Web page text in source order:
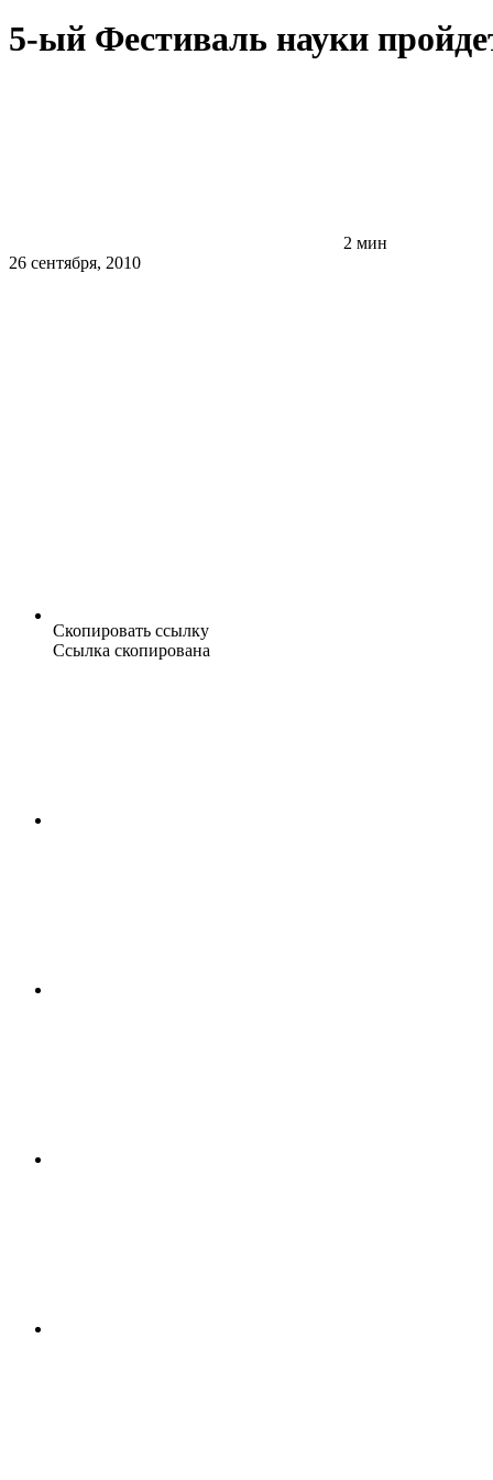
5-ый Фестиваль науки
2 мин
26 сентября, 2010
Скопировать ссылку
Ссылка скопирована